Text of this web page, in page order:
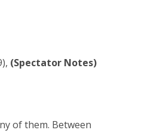
(Spectator Notes)
of them. Between